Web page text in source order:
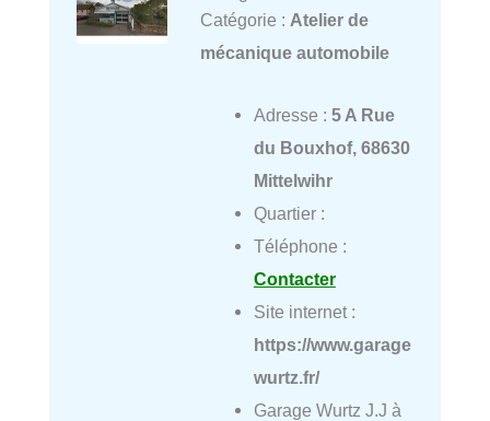
Catégorie : Atelier de
mécanique automobile
Adresse : 5 A Rue
du Bouxhof, 68630
Mittelwihr
Quartier :
Téléphone :
Contacter
Site internet :
https://www.garage
wurtz.fr/
Garage Wurtz J.J à